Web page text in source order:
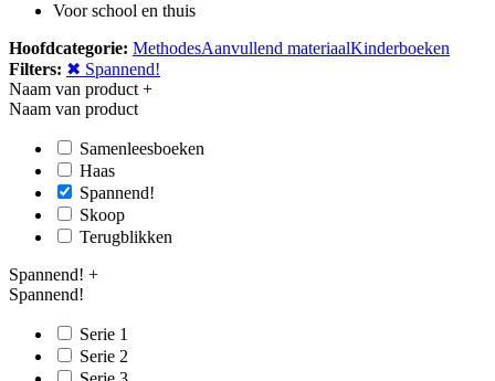
Voor school en thuis
Hoofdcategorie: MethodesAanvullend materiaalKinderboeken
Filters: ✖ Spannend!
Naam van product +
Naam van product
Samenleesboeken
Haas
Spannend!
Skoop
Terugblikken
Spannend! +
Spannend!
Serie 1
Serie 2